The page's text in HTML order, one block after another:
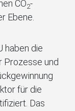
CO2-
Ebene.
haben die
Prozesse und
für die
Das